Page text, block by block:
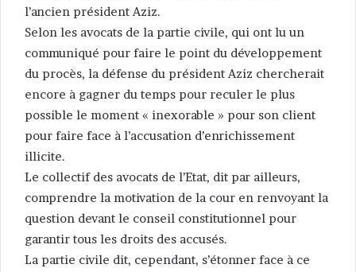
l’ancien président Aziz.
Selon les avocats de la partie civile, qui ont lu un
communiqué pour faire le point du développement
du procès, la défense du président Aziz chercherait
encore à gagner du temps pour reculer le plus
possible le moment « inexorable » pour son client
pour faire face à l’accusation d’enrichissement
illicite.
Le collectif des avocats de l’Etat, dit par ailleurs,
comprendre la motivation de la cour en renvoyant la
question devant le conseil constitutionnel pour
garantir tous les droits des accusés.
La partie civile dit, cependant, s’étonner face à ce